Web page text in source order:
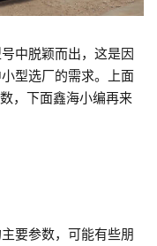
中脱颖而出，这是因
型选厂的需求。上面
，下面鑫海小编再来
要参数，可能有些朋